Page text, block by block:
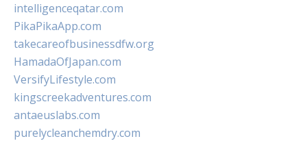
intelligenceqatar.com
PikaPikaApp.com
takecareofbusinessdfw.org
HamadaOfJapan.com
VersifyLifestyle.com
kingscreekadventures.com
antaeuslabs.com
purelycleanchemdry.com